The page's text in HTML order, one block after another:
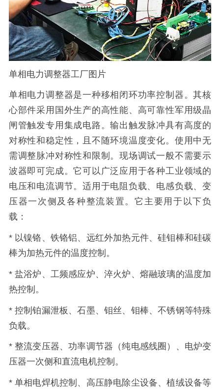
单相电力调整器工厂图片
单相电力调整器是一种移相闭环功率控制器。其核
心部件采用国外生产的高性能、高可靠性军用级晶
闸管触发专用集成电路。输出触发脉冲具有高度的
对称性和稳定性，且不随环境温度变化。使用中无
需调整脉冲对称性和限制。现场调试一般不需要示
波器即可完成。它可以广泛应用于各种工业领域的
电压和电流调节。适用于电阻负载、电感负载、变
压器一次侧及各种整流装置。它主要用于以下负
载：
* 以镍铬、铁铬铝、远红外加热元件、硅钼棒和硅碳
棒为加热元件的温度控制。
* 盐浴炉、工频感应炉、淬火炉、熔融玻璃的温度加
热控制。
* 控制铂漏泄板、石墨、钼丝、钼棒、不锈钢等特殊
负载。
* 整流变压器、功率调节器（纯电感线圈）、电炉变
压器一次侧和直流电机控制。
* 单相电焊机控制、高压静电除尘设备、植绒设备等